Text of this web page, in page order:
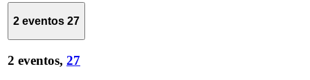
2 eventos 27
2 eventos, 27